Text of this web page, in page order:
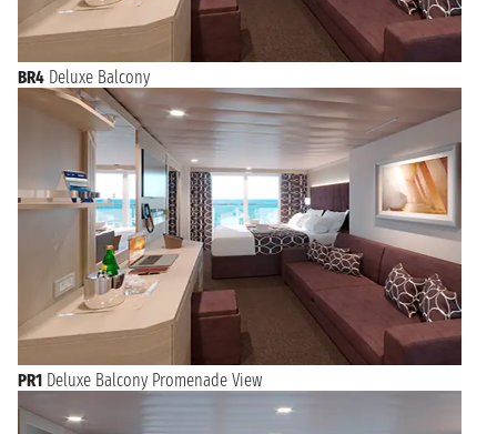
BR4 Deluxe Balcony
PR1 Deluxe Balcony Promenade View